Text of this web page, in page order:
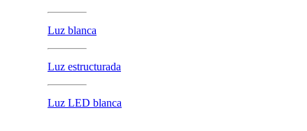
Luz blanca
Luz estructurada
Luz LED blanca